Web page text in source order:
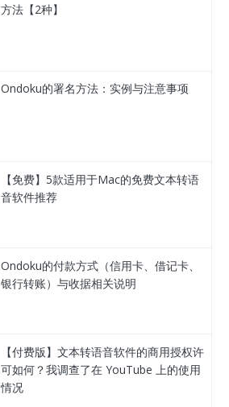
方法【2种】
Ondoku的署名方法：实例与注意事项
【免费】5款适用于Mac的免费文本转语
音软件推荐
Ondoku的付款方式（信用卡、借记卡、
银行转账）与收据相关说明
【付费版】文本转语音软件的商用授权许
可如何？我调查了在 YouTube 上的使用
情况